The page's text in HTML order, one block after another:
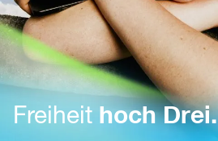
Freiheit hoch Drei.